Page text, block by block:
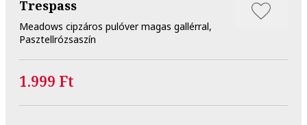
Trespass
Meadows cipzáros pulóver magas gallérral,
Pasztellrózsaszín
1.999 Ft